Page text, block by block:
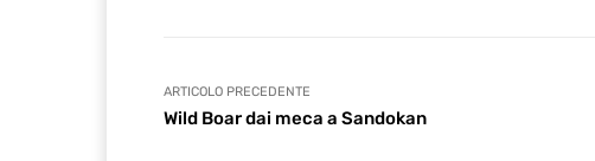
ARTICOLO PRECEDENTE
Wild Boar dai meca a Sandokan